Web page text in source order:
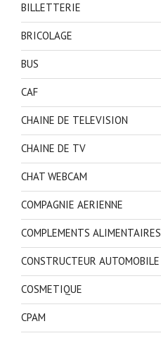
BILLETTERIE
BRICOLAGE
BUS
CAF
CHAINE DE TELEVISION
CHAINE DE TV
CHAT WEBCAM
COMPAGNIE AERIENNE
COMPLEMENTS ALIMENTAIRES
CONSTRUCTEUR AUTOMOBILE
COSMETIQUE
CPAM